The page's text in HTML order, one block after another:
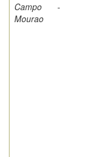
Campo
Mourao
-